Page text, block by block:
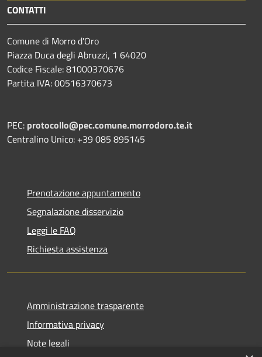
CONTATTI
Comune di Morro d'Oro
Piazza Duca degli Abruzzi, 1 64020
Codice Fiscale: 81000370676
Partita IVA: 00516370673
PEC: protocollo@pec.comune.morrodoro.te.it
Centralino Unico: +39 085 895145
Prenotazione appuntamento
Segnalazione disservizio
Leggi le FAQ
Richiesta assistenza
Amministrazione trasparente
Informativa privacy
Note legali